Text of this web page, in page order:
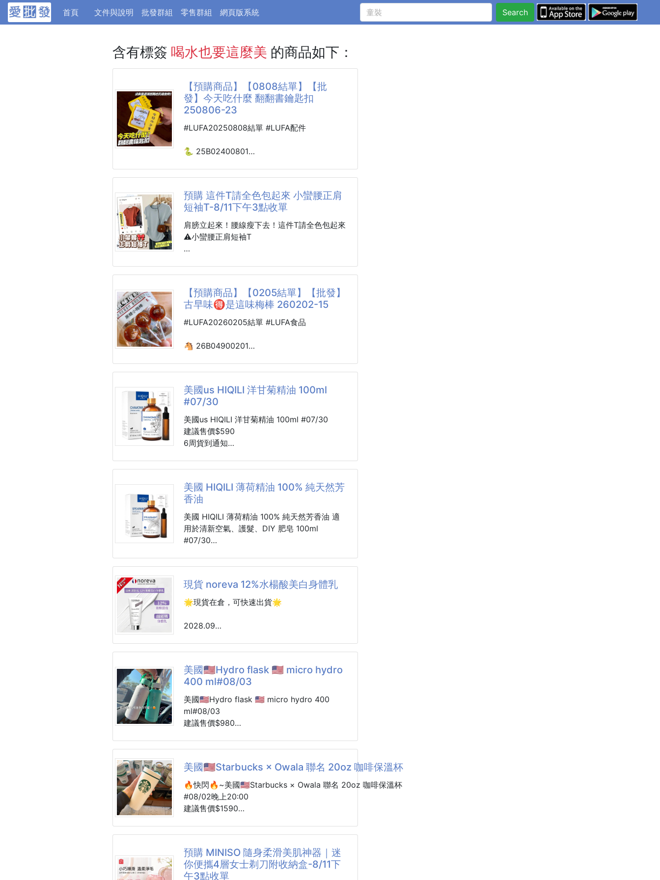
首頁(current)文件與說明 批發群組 零售群組 網頁版系統 Search
含有標簽 喝水也要這麼美 的商品如下：
【預購商品】【0808結單】【批
發】今天吃什麼 翻翻書鑰匙扣
250806-23
#LUFA20250808結單 #LUFA配件
🐍 25B02400801
拿到手就被萌暈了🥹奶黃色的小方塊超迷你，
側面印著日文 “今日の夕食”（今天的晚餐），
掛在鑰匙串上像個治癒小掛件～
連卡片上的卡通小人都在 “吧唧嘴”，光看就幸
用法巨簡單：
“唰唰” 切換，轉到哪頁吃哪頁！
昨天和閨蜜糾結 2 小時 “火鍋 vs 烤肉”，掏出
這玩意兒一轉 ——“炸雞”！我倆對視爆
預購 這件T請全色包起來 小蠻腰正肩
短袖T-8/11下午3點收單
肩膀立起來！腰線瘦下去！這件T請全色包起來
⚠️小蠻腰正肩短袖T
T來了！
🔺肩膀有墊片設計，秒變直角肩，告別溜肩塌
🔺側邊微微抓皺＋修腰設計，輕鬆穿出小蠻腰
🔺長度剛剛好，紮進褲子or外穿都超級顯比例
🔺顏色選得也太好看～寶寶藍氣質溫柔感爆
棚，鐵鏽紅穿上直接韓劇女主光環開啟✨
肩窄、圓肩女孩🙋請收，這件立馬撐起妳的氣
場
腰部沒線條🙈：有！它幫妳製造腰身
想要素T但又怕太普通：這款剛剛好！基本款＋
設計感一次到位💥
正肩T太絕了
T恤也要腰身
【預購商品】【0205結單】【批發】
古早味🉐️是這味梅棒 260202-15
#LUFA20260205結單 #LUFA食品
🐴 26B04900201
🎏清甜的麥芽糖裹著話梅
小時候都愛吃的黃金梅糖
🗯棒棒糖的造型.食用好方便
✨原味跟黑糖都各有千秋
📌口味：
原味小梅棒
黑糖小梅棒
📌重量：約112g(約8支)
📌保存期限：12個月
📌產地：台灣
----------------------------------------------
🌀預購商品🌀
🚧需等待時間🚧
美國us HIQILI 洋甘菊精油 100ml
#07/30
美國us HIQILI 洋甘菊精油 100ml #07/30
建議售價$590
6周貨到通知
油，整夜好眠不是夢～
🍀它還能舒緩敏感肌，搭配基底油調和後按
摩，對肌膚溫和無刺激！
💤不只是香氛，經痛、壓力大時，也能用洋甘
菊精油做放鬆調理。
CP值真的超高，趕快帶回家！
⭐️舒緩情緒、安定心神：洋甘菊具有獨特的花
香，可幫助放鬆、舒緩焦躁不安。
💤助眠：能改善睡眠品質，對失眠者特別有幫
😴舒緩肌膚敏感：適合乾燥、紅腫
美國 HIQILI 薄荷精油 100% 純天然芳
香油
美國 HIQILI 薄荷精油 100% 純天然芳香油 適
用於清新空氣、護髮、DIY 肥皂 100ml
#07/30
間醒腦提神！
☘️頭昏腦漲、壓力大？滴一滴薄荷精油按摩太
🌿鼻塞不舒服的時候，用它擴香，呼吸立刻變
☘️搭配基底油按摩肚子，腸胃不適的時候也很
🌿100ml大容量超划算，還有旅行瓶，外出隨
身帶著超方便！
【商品功效】
🌱清新提神：強烈清涼感，有助於驅散疲勞、
提升精神。
🪴舒緩頭部不適：常用於按摩太陽穴，幫助減
緩緊繃感。
🌱幫助呼吸：清爽薄荷香氣能暢通呼吸道
現貨 noreva 12%水楊酸美白身體乳
🌟現貨在倉，可快速出貨🌟
2028.09
noreva歐諾顏果酸身體乳
好多大博主都安利的身體乳，據說是雞皮橡皮
擦！
超多人推薦這款果酸身體乳膚感非常好，比大
一整瓶用下來，怎麼說呢！
Alpha Hydrox果酸身體乳，擦在身上有種包裹
感。
🟣 小編朋友分享~
備婚的時候執迷於讓身體像個泥鰍，所以要
亮，疙疙瘩瘩可不能接受。
密集地試了很多身體乳和沐浴露，恭喜實踐後
留下來的幸運兒。
-
🟣 複合果酸，有的時候身上有點小破口似乎也
美國🇺🇸Hydro flask 🇺🇸 micro hydro
400 ml#08/03
美國🇺🇸Hydro flask 🇺🇸 micro hydro 400
ml#08/03
建議售價$980
#主打24H保冰，12H保溫🙌🏻
顏色#［白，黑，泡泡綠，午夜藍，奶茶，淺
粉，石墨灰］
它有Flexclip彈性扣環袋還可以隨身掛在包包上
#可以DIY自己替換瓶蓋🍬💭
✅纖細的瓶身，更加方便任何汽車杯架
✅具備 Color Last™ 專利粉霧塗層
#不僅防滑好握，也可進洗碗機洗不掉色唷
美國🇺🇸Starbucks × Owala 聯名 20oz 咖啡保溫杯
🔥快閃🔥~美國🇺🇸Starbucks × Owala 聯名 20oz 咖啡保溫杯
#08/02晚上20:00
建議售價$1590
#強強聯手🙌🏻🙌🏻 必須收藏一個呀！🤩
預購 MINISO 隨身柔滑美肌神器｜迷
你便攜4層女士剃刀附收納盒-8/11下
午3點收單